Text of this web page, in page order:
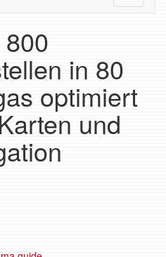
in 80
optimiert
und